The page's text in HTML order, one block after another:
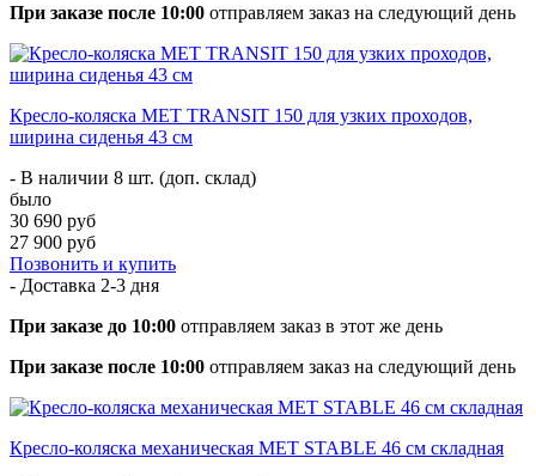
При заказе после 10:00 отправляем заказ на следующий день
Кресло-коляска МЕТ TRANSIT 150 для узких проходов,
ширина сиденья 43 см
- В наличии 8 шт. (доп. склад)
было
30 690 руб
27 900 руб
Позвонить и купить
- Доставка 2-3 дня
При заказе до 10:00 отправляем заказ в этот же день
При заказе после 10:00 отправляем заказ на следующий день
Кресло-коляска механическая МЕТ STABLE 46 см складная